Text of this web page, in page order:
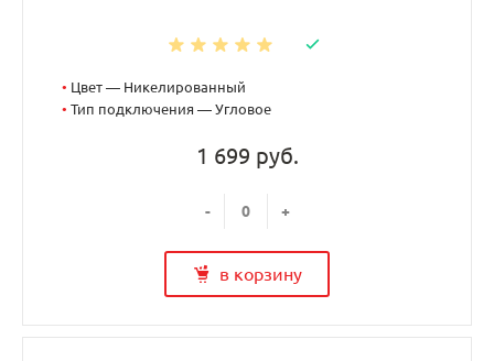
• Цвет — Никелированный
• Тип подключения — Угловое
1 699 руб.
- +
в корзину